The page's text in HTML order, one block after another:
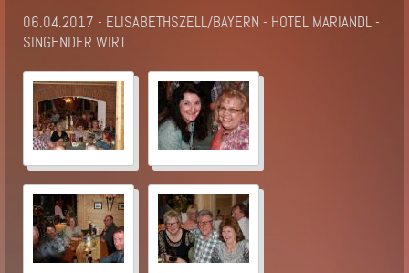
06.04.2017 - ELISABETHSZELL/BAYERN - HOTEL MARIANDL -
SINGENDER WIRT